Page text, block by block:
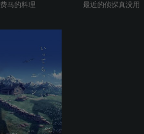
费马的料理 最近的侦探真没用